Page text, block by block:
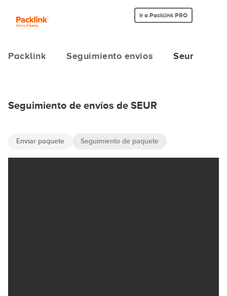
Ir a Packlink PRO
Packlink Seguimiento envios Seur
Seguimiento de envíos de SEUR
Enviar paquete Seguimiento de paquete